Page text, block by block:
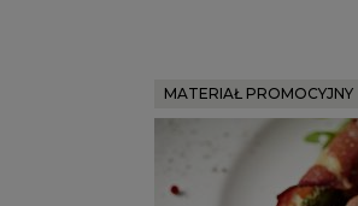
MATERIAŁ PROMOCYJNY